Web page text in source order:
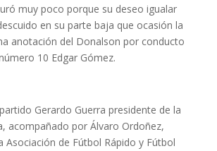
muy poco porque su deseo igualar
en su parte baja que ocasión la
anotación del Donalson por conducto
10 Edgar Gómez.
Gerardo Guerra presidente de la
acompañado por Álvaro Ordoñez,
Asociación de Fútbol Rápido y Fútbol